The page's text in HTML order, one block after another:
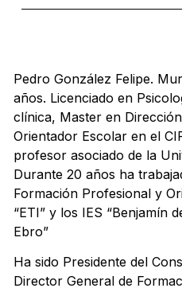
Pedro González Felipe.
años. Licenciado en
clínica, Master en
Orientador Escolar en el
profesor asociado de la
Durante 20 años ha
Formación Profesional y
“ETI” y los IES “Benjamín
Ebro”
Ha sido Presidente del
Director General de